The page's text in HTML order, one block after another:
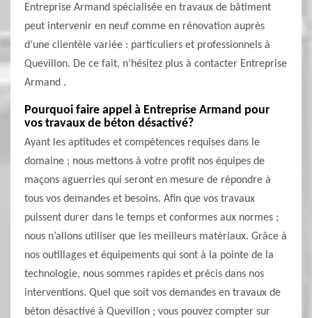
Entreprise Armand spécialisée en travaux de bâtiment
peut intervenir en neuf comme en rénovation auprès
d’une clientèle variée : particuliers et professionnels à
Quevillon. De ce fait, n’hésitez plus à contacter Entreprise
Armand .
Pourquoi faire appel à Entreprise Armand pour
vos travaux de béton désactivé?
Ayant les aptitudes et compétences requises dans le
domaine ; nous mettons à votre profit nos équipes de
maçons aguerries qui seront en mesure de répondre à
tous vos demandes et besoins. Afin que vos travaux
puissent durer dans le temps et conformes aux normes ;
nous n’allons utiliser que les meilleurs matériaux. Grâce à
nos outillages et équipements qui sont à la pointe de la
technologie, nous sommes rapides et précis dans nos
interventions. Quel que soit vos demandes en travaux de
béton désactivé à Quevillon ; vous pouvez compter sur